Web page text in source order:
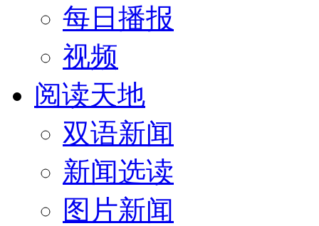
每日播报
视频
阅读天地
双语新闻
新闻选读
图片新闻